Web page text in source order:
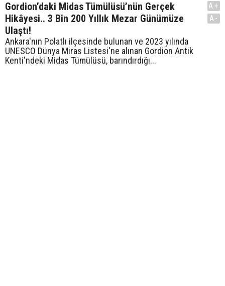
Gordion’daki Midas Tümülüsü’nün Gerçek
Hikâyesi.. 3 Bin 200 Yıllık Mezar Günümüze
Ulaştı!
Ankara'nın Polatlı ilçesinde bulunan ve 2023 yılında
UNESCO Dünya Miras Listesi'ne alınan Gordion Antik
Kenti'ndeki Midas Tümülüsü, barındırdığı...
A+
A-